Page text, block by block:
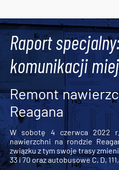
Raport
komunikacji
Remont
Reagana
W sobotę 4 czerwca 2022
nawierzchni na rondzie
związku z tym swoje trasy
33 i 70 oraz autobusowe C, D,